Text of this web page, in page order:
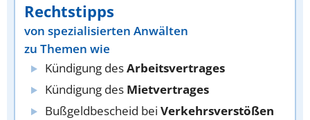
Rechtstipps
von spezialisierten Anwälten
zu Themen wie
Kündigung desArbeitsvertrages
Kündigung des Mietvertrages
Bußgeldbescheid bei Verkehrsverstößen